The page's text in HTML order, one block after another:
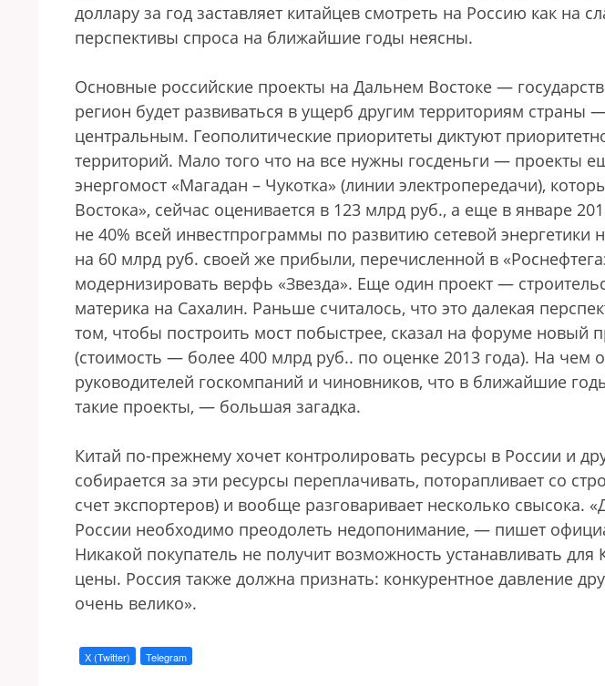
доллару за год заставляет китайцев смотреть на Россию как на
перспективы спроса на ближайшие годы неясны.
Основные российские проекты на Дальнем Востоке —
регион будет развиваться в ущерб другим территориям страны
центральным. Геополитические приоритеты диктуют
территорий. Мало того что на все нужны госденьги — проекты
энергомост «Магадан – Чукотка» (линии электропередачи),
Востока», сейчас оценивается в 123 млрд руб., а еще в январе
не 40% всей инвестпрограммы по развитию сетевой энергетики
на 60 млрд руб. своей же прибыли, перечисленной в
модернизировать верфь «Звезда». Еще один проект —
материка на Сахалин. Раньше считалось, что это далекая
том, чтобы построить мост побыстрее, сказал на форуме новый
(стоимость — более 400 млрд руб.. по оценке 2013 года). На чем
руководителей госкомпаний и чиновников, что в ближайшие
такие проекты, — большая загадка.
Китай по-прежнему хочет контролировать ресурсы в России и
собирается за эти ресурсы переплачивать, поторапливает со
счет экспортеров) и вообще разговаривает несколько свысока.
России необходимо преодолеть недопонимание, — пишет
Никакой покупатель не получит возможность устанавливать
цены. Россия также должна признать: конкурентное давление
очень велико».
X (Twitter) Telegram